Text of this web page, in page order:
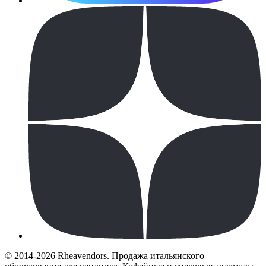
© 2014-2026 Rheavendors. Продажа итальянского